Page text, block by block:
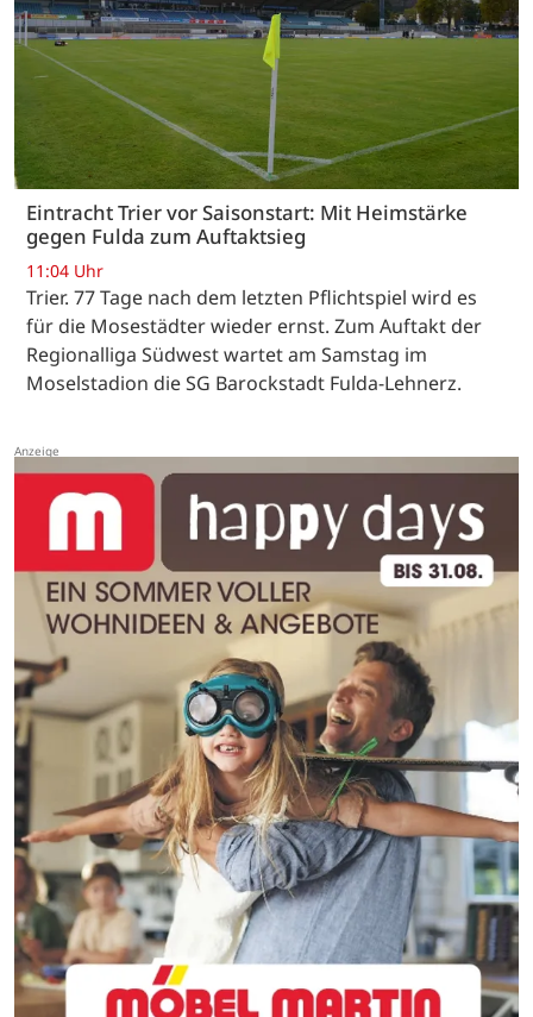
Eintracht Trier vor Saisonstart: Mit Heimstärke
gegen Fulda zum Auftaktsieg
11:04 Uhr
Trier. 77 Tage nach dem letzten Pflichtspiel wird es
für die Mosestädter wieder ernst. Zum Auftakt der
Regionalliga Südwest wartet am Samstag im
Moselstadion die SG Barockstadt Fulda-Lehnerz.